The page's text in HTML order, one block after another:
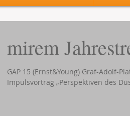
mirem
GAP 15 (Ernst&Young) Graf-Adolf-Platz 15, Düsseldorf Im Folgenden sehen Sie die Vorträge:
Impulsvortrag „Perspektiven